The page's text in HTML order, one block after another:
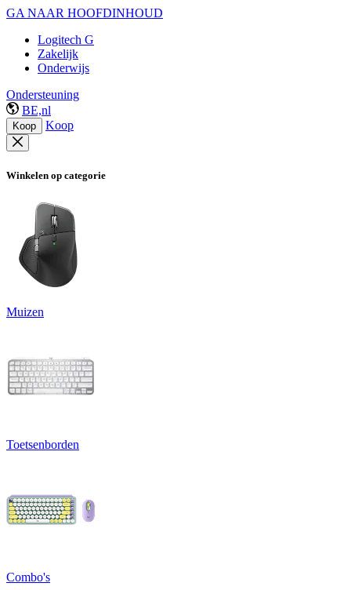
GA NAAR HOOFDINHOUD
Logitech G
Zakelijk
Onderwijs
Ondersteuning
BE,nl
Koop Koop
Winkelen op categorie
Muizen
Toetsenborden
Combo's